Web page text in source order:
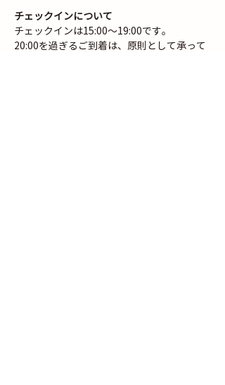
チェックインについて
チェックインは15:00〜19:00です。
20:00を過ぎるご到着は、原則として承って